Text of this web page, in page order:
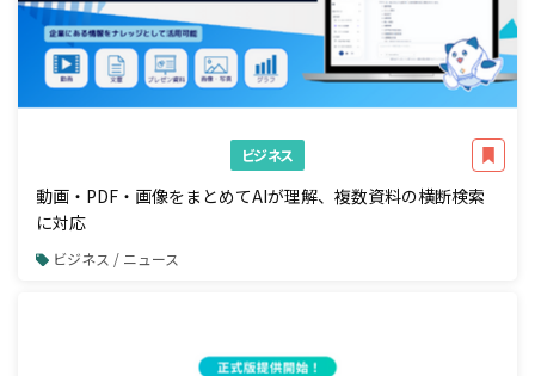
ビジネス
動画・PDF・画像をまとめてAIが理解、複数資料の横断検索
に対応
ビジネス / ニュース